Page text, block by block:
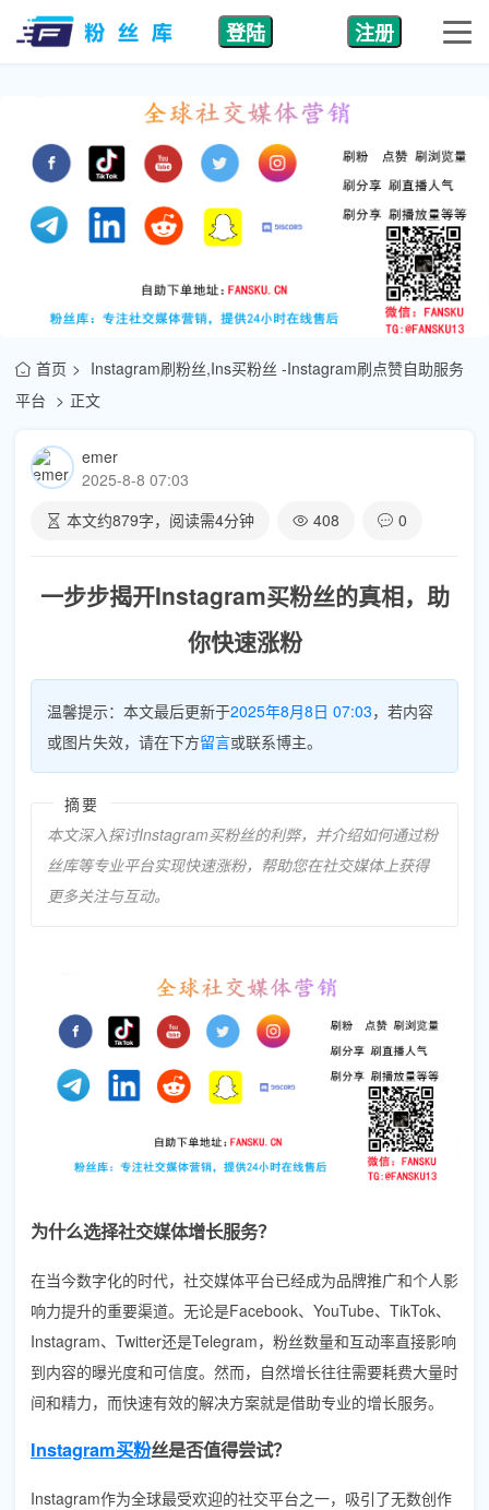
登陆 注册
首页
Instagram刷粉丝,Ins买粉丝 -Instagram刷点赞自助服务
平台
正文
emer
2025-8-8 07:03
本文约879字，阅读需4分钟 408 0
一步步揭开Instagram买粉丝的真相，助
你快速涨粉
温馨提示：本文最后更新于2025年8月8日 07:03，若内容
或图片失效，请在下方留言或联系博主。
摘要
本文深入探讨Instagram买粉丝的利弊，并介绍如何通过粉
丝库等专业平台实现快速涨粉，帮助您在社交媒体上获得
更多关注与互动。
为什么选择社交媒体增长服务？
在当今数字化的时代，社交媒体平台已经成为品牌推广和个人影
响力提升的重要渠道。无论是Facebook、YouTube、TikTok、
Instagram、Twitter还是Telegram，粉丝数量和互动率直接影响
到内容的曝光度和可信度。然而，自然增长往往需要耗费大量时
间和精力，而快速有效的解决方案就是借助专业的增长服务。
Instagram买粉丝是否值得尝试？
Instagram作为全球最受欢迎的社交平台之一，吸引了无数创作